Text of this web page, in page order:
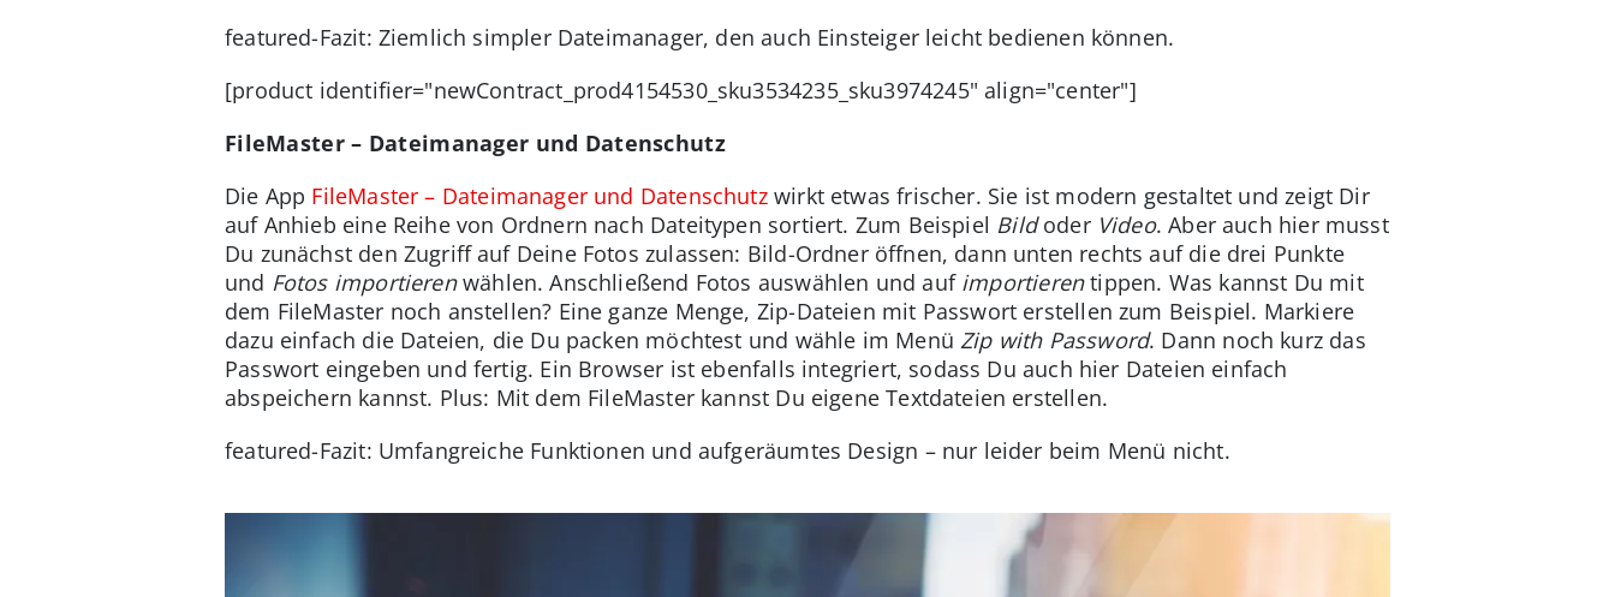
featured-Fazit: Ziemlich simpler Dateimanager, den auch Einsteiger leicht bedienen können.
[product identifier="newContract_prod4154530_sku3534235_sku3974245" align="center"]
FileMaster – Dateimanager und Datenschutz
Die App FileMaster – Dateimanager und Datenschutzwirkt etwas frischer. Sie ist modern gestaltet und zeigt Dir
auf Anhieb eine Reihe von Ordnern nach Dateitypen sortiert. Zum Beispiel Bildoder Video. Aber auch hier musst
Du zunächst den Zugriff auf Deine Fotos zulassen: Bild-Ordner öffnen, dann unten rechts auf die drei Punkte
und Fotos importierenwählen. Anschließend Fotos auswählen und auf importierentippen. Was kannst Du mit
dem FileMaster noch anstellen? Eine ganze Menge, Zip-Dateien mit Passwort erstellen zum Beispiel. Markiere
dazu einfach die Dateien, die Du packen möchtest und wähle im Menü Zip with Password. Dann noch kurz das
Passwort eingeben und fertig. Ein Browser ist ebenfalls integriert, sodass Du auch hier Dateien einfach
abspeichern kannst. Plus: Mit dem FileMaster kannst Du eigene Textdateien erstellen.
featured-Fazit: Umfangreiche Funktionen und aufgeräumtes Design – nur leider beim Menü nicht.